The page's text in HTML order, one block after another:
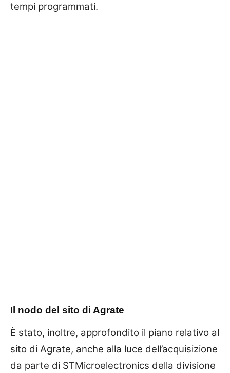
tempi programmati.
Il nodo del sito di Agrate
È stato, inoltre, approfondito il piano relativo al
sito di Agrate, anche alla luce dell’acquisizione
da parte di STMicroelectronics della divisione